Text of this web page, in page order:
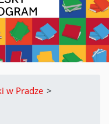
w Pradze >